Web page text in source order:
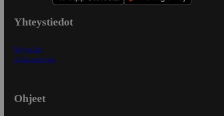
Yhteystiedot
Myymälät
Asiakaspalvelu
Ohjeet